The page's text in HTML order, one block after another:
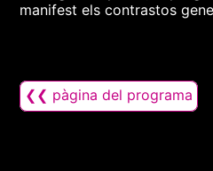
manifest els contrastos
❮❮ pàgina del programa